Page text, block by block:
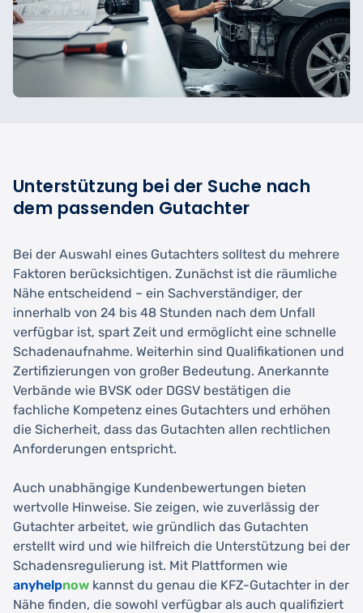
Unterstützung bei der Suche nach
dem passenden Gutachter
Bei der Auswahl eines Gutachters solltest du mehrere
Faktoren berücksichtigen. Zunächst ist die räumliche
Nähe entscheidend – ein Sachverständiger, der
innerhalb von 24 bis 48 Stunden nach dem Unfall
verfügbar ist, spart Zeit und ermöglicht eine schnelle
Schadenaufnahme. Weiterhin sind Qualifikationen und
Zertifizierungen von großer Bedeutung. Anerkannte
Verbände wie BVSK oder DGSV bestätigen die
fachliche Kompetenz eines Gutachters und erhöhen
die Sicherheit, dass das Gutachten allen rechtlichen
Anforderungen entspricht.
Auch unabhängige Kundenbewertungen bieten
wertvolle Hinweise. Sie zeigen, wie zuverlässig der
Gutachter arbeitet, wie gründlich das Gutachten
erstellt wird und wie hilfreich die Unterstützung bei der
Schadensregulierung ist. Mit Plattformen wie
anyhelpnow kannst du genau die KFZ-Gutachter in der
Nähe finden, die sowohl verfügbar als auch qualifiziert